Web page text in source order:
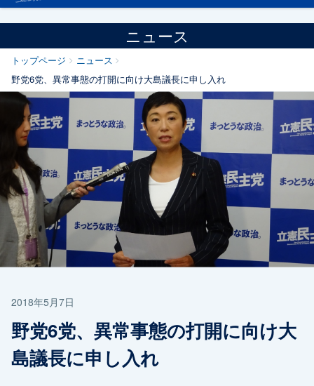
ニュース
トップページ
ニュース
野党6党、異常事態の打開に向け大島議長に申し入れ
2018年5月7日
野党6党、異常事態の打開に向け大
島議長に申し入れ